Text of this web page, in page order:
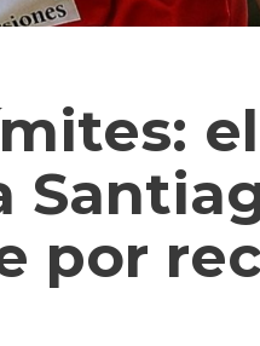
por